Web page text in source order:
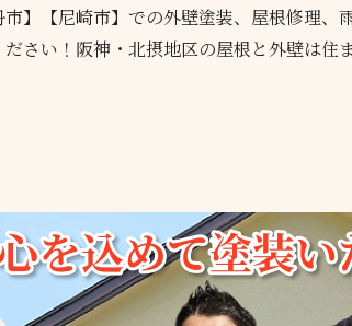
】【尼崎市】での外壁塗装、屋根修理、
さい！阪神・北摂地区の屋根と外壁は住